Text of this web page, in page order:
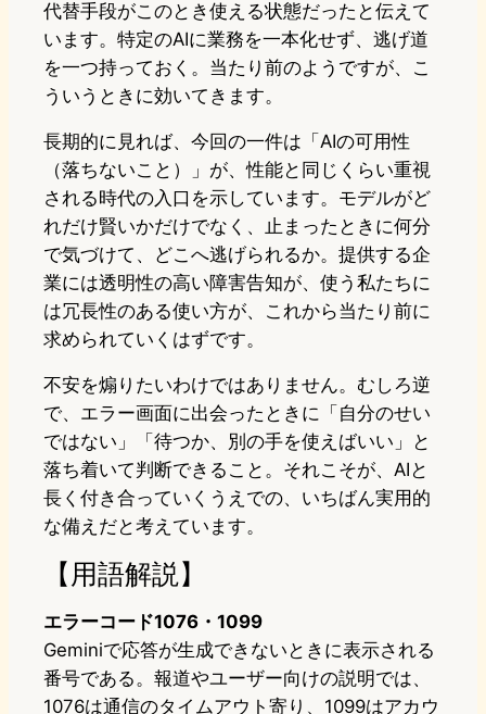
代替手段がこのとき使える状態だったと伝えて
います。特定のAIに業務を一本化せず、逃げ道
を一つ持っておく。当たり前のようですが、こ
ういうときに効いてきます。
長期的に見れば、今回の一件は「AIの可用性
（落ちないこと）」が、性能と同じくらい重視
される時代の入口を示しています。モデルがど
れだけ賢いかだけでなく、止まったときに何分
で気づけて、どこへ逃げられるか。提供する企
業には透明性の高い障害告知が、使う私たちに
は冗長性のある使い方が、これから当たり前に
求められていくはずです。
不安を煽りたいわけではありません。むしろ逆
で、エラー画面に出会ったときに「自分のせい
ではない」「待つか、別の手を使えばいい」と
落ち着いて判断できること。それこそが、AIと
長く付き合っていくうえでの、いちばん実用的
な備えだと考えています。
【用語解説】
エラーコード1076・1099
Geminiで応答が生成できないときに表示される
番号である。報道やユーザー向けの説明では、
1076は通信のタイムアウト寄り、1099はアカウ